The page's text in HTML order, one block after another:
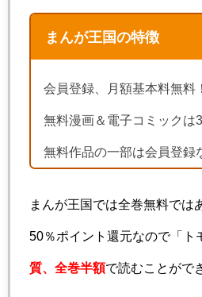
まんが王国の特徴
会員登録、月額基本料無料！
無料漫画＆電子コミックは
無料作品の一部は会員登録
まんが王国では全巻無料では
50％ポイント還元なので「ト
質、全巻半額で読むことがで